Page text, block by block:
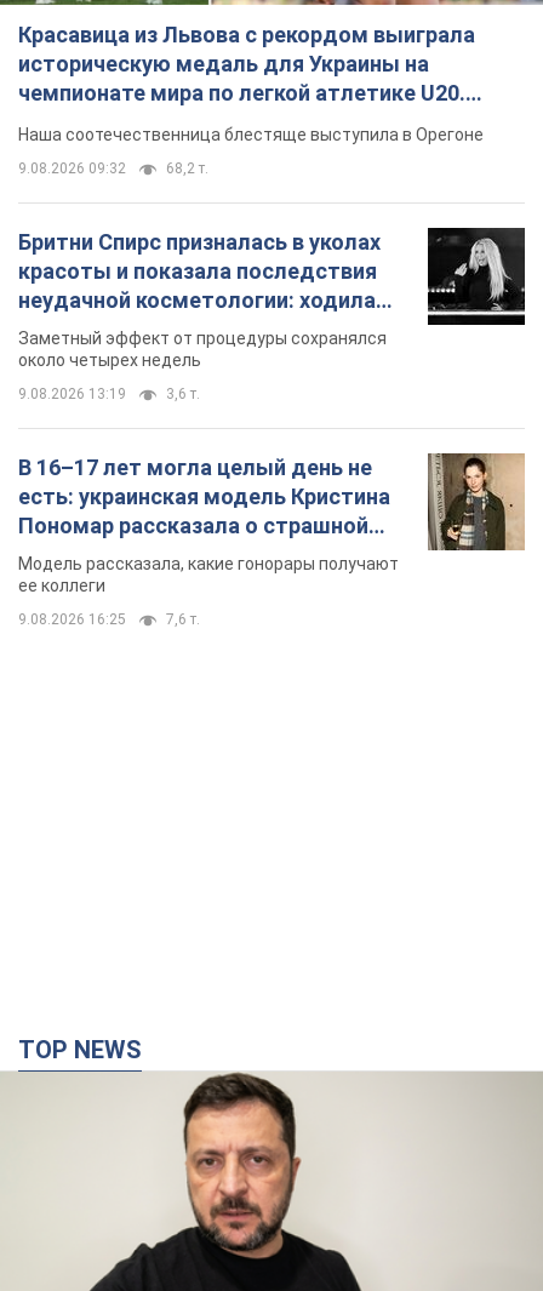
Красавица из Львова с рекордом выиграла
историческую медаль для Украины на
чемпионате мира по легкой атлетике U20.
Видео
Наша соотечественница блестяще выступила в Орегоне
9.08.2026 09:32 68,2 т.
Бритни Спирс призналась в уколах
красоты и показала последствия
неудачной косметологии: ходила
так почти месяц
Заметный эффект от процедуры сохранялся
около четырех недель
9.08.2026 13:19 3,6 т.
В 16–17 лет могла целый день не
есть: украинская модель Кристина
Пономар рассказала о страшной
стороне модельной карьеры
Модель рассказала, какие гонорары получают
ее коллеги
9.08.2026 16:25 7,6 т.
TOP NEWS